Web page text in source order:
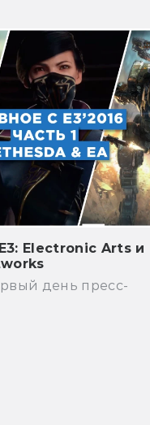
Electronic Arts и
день пресс-